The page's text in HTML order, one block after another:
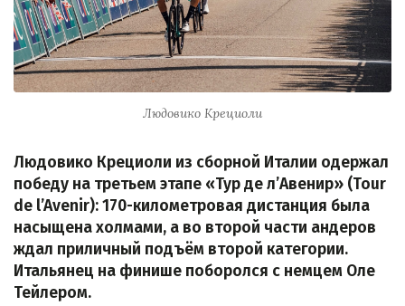
Людовико Крециоли
Людовико Крециоли из сборной Италии одержал
победу на третьем этапе «Тур де л’Авенир» (Tour
de l’Avenir): 170-километровая дистанция была
насыщена холмами, а во второй части андеров
ждал приличный подъём второй категории.
Итальянец на финише поборолся с немцем Оле
Тейлером.